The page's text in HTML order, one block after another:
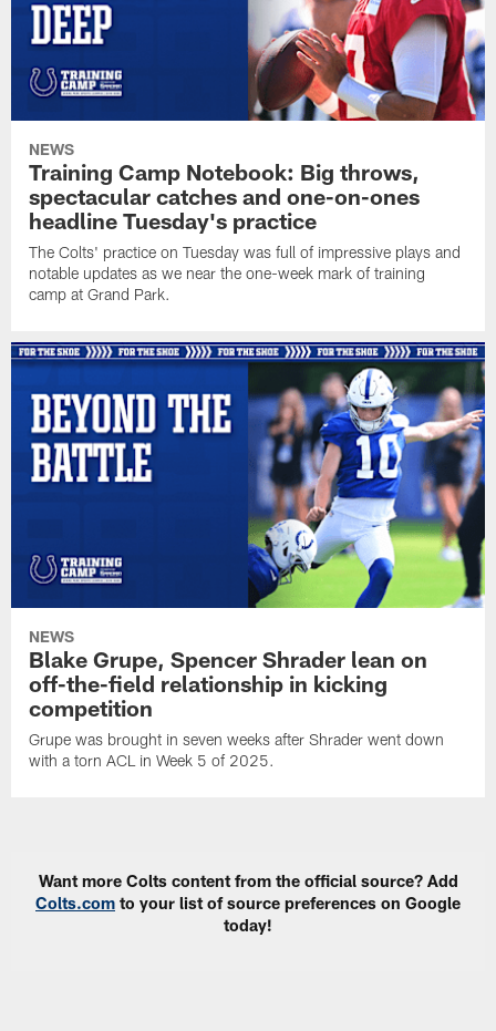
NEWS
Training Camp Notebook: Big throws,
spectacular catches and one-on-ones
headline Tuesday's practice
The Colts' practice on Tuesday was full of impressive plays and
notable updates as we near the one-week mark of training
camp at Grand Park.
NEWS
Blake Grupe, Spencer Shrader lean on
off-the-field relationship in kicking
competition
Grupe was brought in seven weeks after Shrader went down
with a torn ACL in Week 5 of 2025.
Want more Colts content from the official source? Add
Colts.com to your list of source preferences on Google
today!